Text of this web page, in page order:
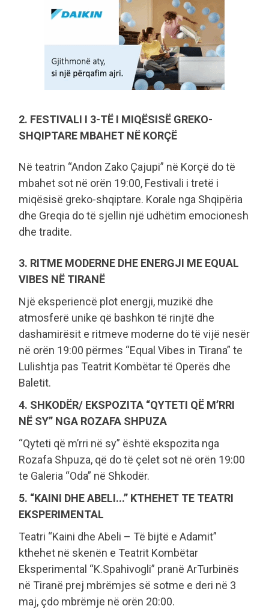
2. FESTIVALI I 3-TË I MIQËSISË GREKO-
SHQIPTARE MBAHET NË KORÇË
Në teatrin “Andon Zako Çajupi” në Korçë do të
mbahet sot në orën 19:00, Festivali i tretë i
miqësisë greko-shqiptare. Korale nga Shqipëria
dhe Greqia do të sjellin një udhëtim emocionesh
dhe tradite.
3. RITME MODERNE DHE ENERGJI ME EQUAL
VIBES NË TIRANË
Një eksperiencë plot energji, muzikë dhe
atmosferë unike që bashkon të rinjtë dhe
dashamirësit e ritmeve moderne do të vijë nesër
në orën 19:00 përmes “Equal Vibes in Tirana” te
Lulishtja pas Teatrit Kombëtar të Operës dhe
Baletit.
4. SHKODËR/ EKSPOZITA “QYTETI QË M’RRI
NË SY” NGA ROZAFA SHPUZA
“Qyteti që m’rri në sy” është ekspozita nga
Rozafa Shpuza, që do të çelet sot në orën 19:00
te Galeria “Oda” në Shkodër.
5. “KAINI DHE ABELI...” KTHEHET TE TEATRI
EKSPERIMENTAL
Teatri “Kaini dhe Abeli – Të bijtë e Adamit”
kthehet në skenën e Teatrit Kombëtar
Eksperimental “K.Spahivogli” pranë ArTurbinës
në Tiranë prej mbrëmjes së sotme e deri në 3
maj, çdo mbrëmje në orën 20:00.